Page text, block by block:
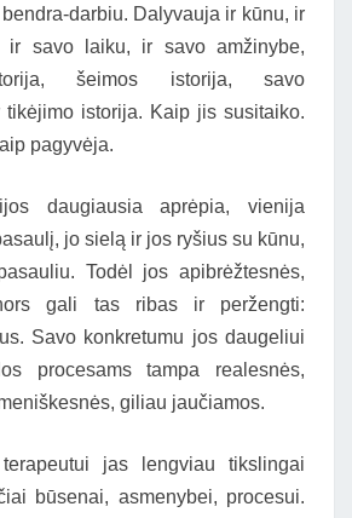
darbiu. Dalyvauja ir kūnu, ir
ir savo laiku, ir savo amžinybe,
šeimos istorija, savo
tikėjimo istorija. Kaip jis susitaiko.
pagyvėja.
daugiausia aprėpia, vienija
jo sielą ir jos ryšius su kūnu,
Todėl jos apibrėžtesnės,
gali tas ribas ir peržengti:
Savo konkretumu jos daugeliui
procesams tampa realesnės,
giliau jaučiamos.
jas lengviau tikslingai
būsenai, asmenybei, procesui.